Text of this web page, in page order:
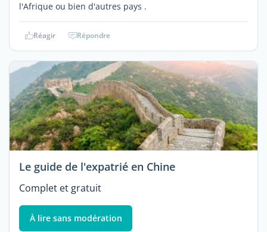
l'Afrique ou bien d'autres pays .
Réagir Répondre
Le guide de l'expatrié en Chine
Complet et gratuit
À lire sans modération